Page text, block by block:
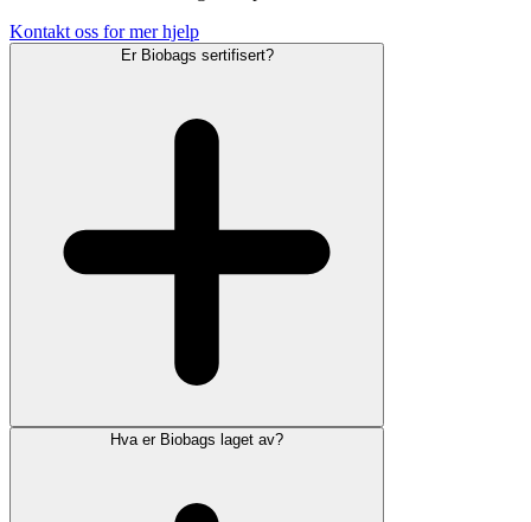
Kontakt oss for mer hjelp
Er Biobags sertifisert?
Hva er Biobags laget av?